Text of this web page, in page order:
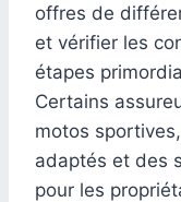
offres de
et vérifier les
étapes
Certains
motos
adaptés et des
pour les